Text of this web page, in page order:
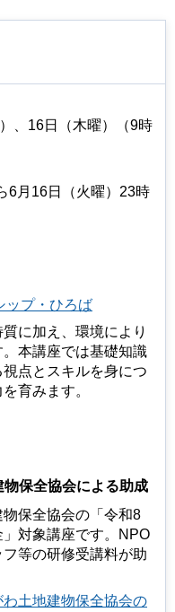
、16日（木曜）（9時
6月16日（火曜）23時
ップ・ひろば
に加え、環境により
本講座では基礎知識
点とスキルを身につ
育みます。
保全協会による助成
保全協会の「令和8
対象講座です。NPO
等の研修受講料が助
土地建物保全協会の